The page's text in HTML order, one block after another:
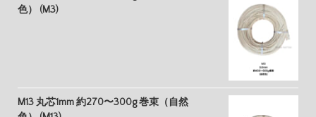
色） (M3)
M13 丸芯1mm 約270〜300g 巻束（自然